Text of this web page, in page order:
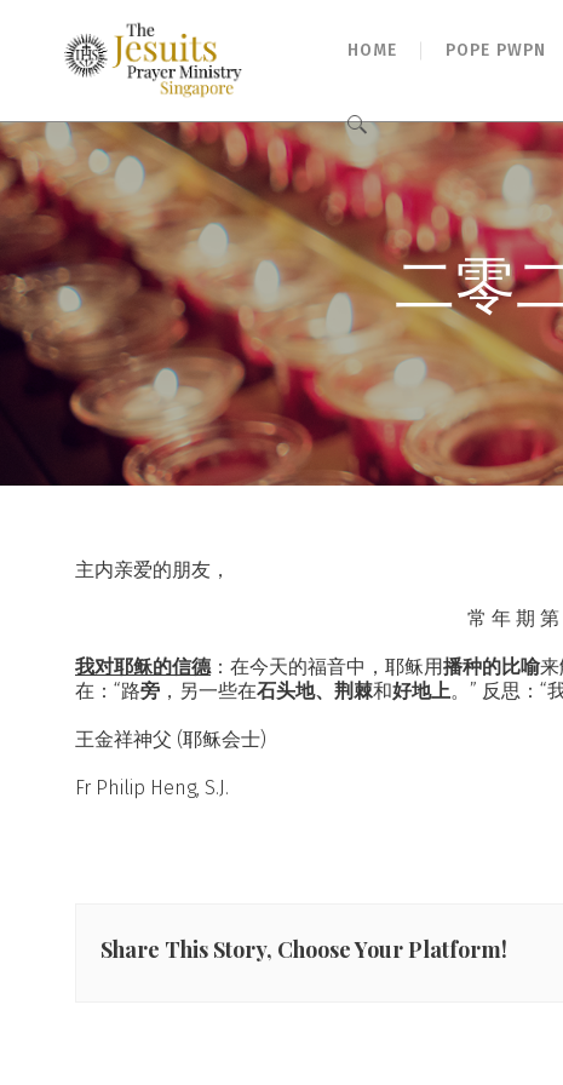
HOME POPE PWPN
Search
for:
二零
主内亲爱的朋友，
常 年 期
我对耶稣的信德：在今天的福音中，耶稣用播种的比喻来
在：“路旁 ，另一些在石头地、荆棘和好地上。” 反思：“
王金祥神父 (耶稣会士)
Fr Philip Heng, S.J.
Share This Story, Choose Your Platform!